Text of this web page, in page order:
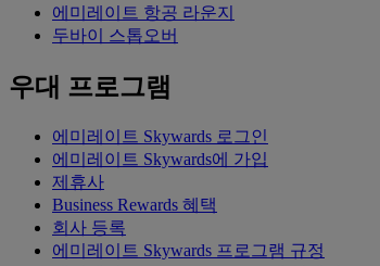
에미레이트 항공 라운지
두바이 스톱오버
우대 프로그램
에미레이트 Skywards 로그인
에미레이트 Skywards에 가입
제휴사
Business Rewards 혜택
회사 등록
에미레이트 Skywards 프로그램 규정